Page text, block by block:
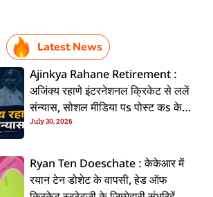
Latest News
Ajinkya Rahane Retirement :
अजिंक्य रहाणे इंटरनेशनल क्रिकेट से ललें
संन्यास, सोशल मीडिया पs पोस्ट कs के
कइलें एलान
July 30, 2026
Ryan Ten Doeschate : केकेआर में
रयान टेन डोशेट के वापसी, हेड ऑफ